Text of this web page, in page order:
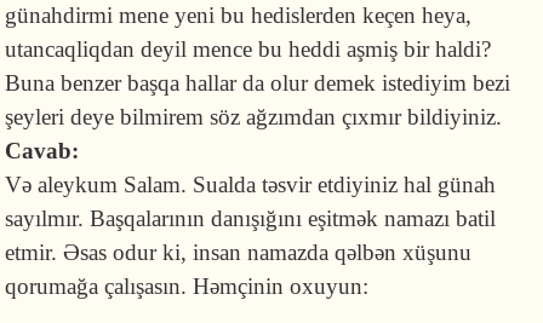
günahdirmi mene yeni bu hedislerden keçen heya,
utancaqliqdan deyil mence bu heddi aşmiş bir haldi?
Buna benzer başqa hallar da olur demek istediyim bezi
şeyleri deye bilmirem söz ağzımdan çıxmır bildiyiniz.
Cavab:
Və aleykum Salam. Sualda təsvir etdiyiniz hal günah
sayılmır. Başqalarının danışığını eşitmək namazı batil
etmir. Əsas odur ki, insan namazda qəlbən xüşunu
qorumağa çalışasın. Həmçinin oxuyun: